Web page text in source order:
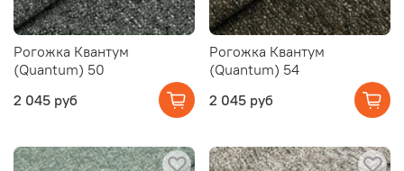
Рогожка Квантум
(Quantum) 50
2 045 руб
Рогожка Квантум
(Quantum) 54
2 045 руб